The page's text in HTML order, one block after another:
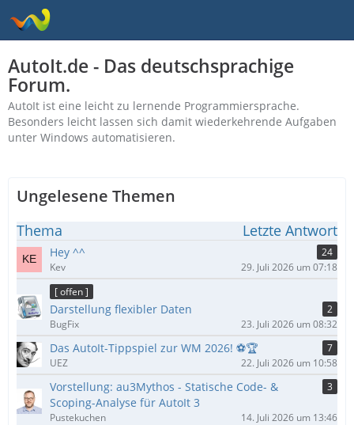
AutoIt.de - Das deutschsprachige
Forum.
AutoIt ist eine leicht zu lernende Programmiersprache.
Besonders leicht lassen sich damit wiederkehrende Aufgaben
unter Windows automatisieren.
Ungelesene Themen
Thema Letzte Antwort
Hey ^^
24
Kev
29. Juli 2026 um 07:18
[ offen ]
Darstellung flexibler Daten
2
BugFix
23. Juli 2026 um 08:32
Das AutoIt-Tippspiel zur WM 2026! ⚽🏆
7
UEZ
22. Juli 2026 um 10:58
Vorstellung: au3Mythos - Statische Code- &
Scoping-Analyse für AutoIt 3
3
Pustekuchen 14. Juli 2026 um 13:46